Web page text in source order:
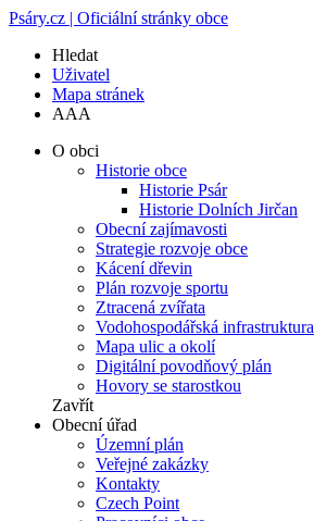
Psáry.cz | Oficiální stránky obce
Hledat
Uživatel
Mapa stránek
AAA
O obci
Historie obce
Historie Psár
Historie Dolních Jirčan
Obecní zajímavosti
Strategie rozvoje obce
Kácení dřevin
Plán rozvoje sportu
Ztracená zvířata
Vodohospodářská infrastruktura
Mapa ulic a okolí
Digitální povodňový plán
Hovory se starostkou
Zavřít
Obecní úřad
Územní plán
Veřejné zakázky
Kontakty
Czech Point